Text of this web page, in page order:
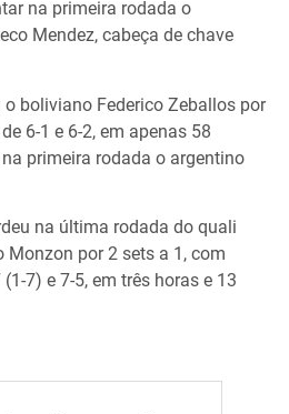
na primeira rodada o
Mendez, cabeça de chave
boliviano Federico Zeballos por
6-1 e 6-2, em apenas 58
primeira rodada o argentino
na última rodada do quali
Monzon por 2 sets a 1, com
7) e 7-5, em três horas e 13